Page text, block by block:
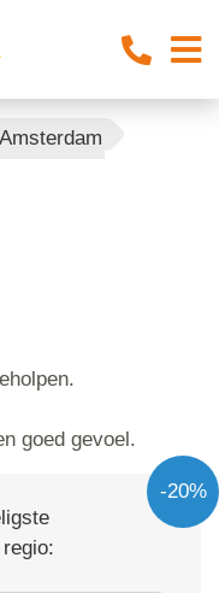
goed gevoel.
-20%